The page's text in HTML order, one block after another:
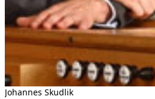
Johannes Skudlik